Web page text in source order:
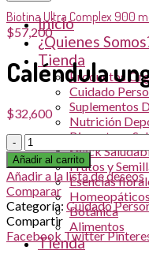
Inicio
¿Quienes
Tienda
Productos
Cuidado
Suplementos
Nutrición
Bienestar y
Snack
Frutos y
Esencias
Homeopáticos
Botánica
Alimentos
Tienda
Biotina Ultra Complex 900
$57,200
Caléndula
$32,600
Cantidad
Añadir al carrito
Añadir a la lista de deseos
Comparar
Categoría: Cuidado
Compartir
Facebook Twitter